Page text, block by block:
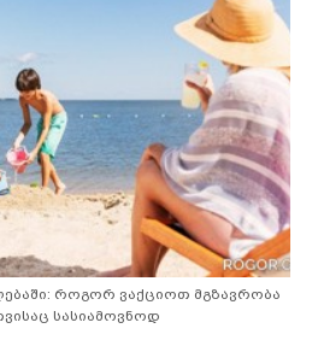
როგორ ვაქციოთ მგზავრობა
სასიამოვნოდ